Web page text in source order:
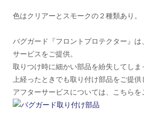
色はクリアーとスモークの２種類あり。
バグガード『フロントプロテクター』
サービスをご提供。
取りつけ時に細かい部品を紛失してしま
上経ったときでも取り付け部品をご提供
アフターサービスについては、こちらを